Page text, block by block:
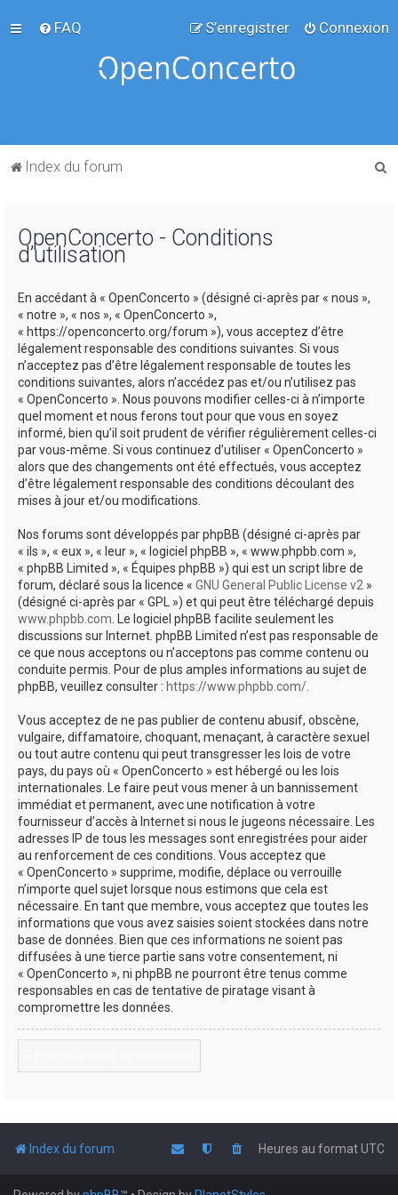
FAQ Connexion
S’enregistrer
Index du forum
OpenConcerto - Conditions
d’utilisation
En accédant à « OpenConcerto » (désigné ci-après par « nous »,
« notre », « nos », « OpenConcerto »,
« https://openconcerto.org/forum »), vous acceptez d’être
légalement responsable des conditions suivantes. Si vous
n’acceptez pas d’être légalement responsable de toutes les
conditions suivantes, alors n’accédez pas et/ou n’utilisez pas
« OpenConcerto ». Nous pouvons modifier celles-ci à n’importe
quel moment et nous ferons tout pour que vous en soyez
informé, bien qu’il soit prudent de vérifier régulièrement celles-ci
par vous-même. Si vous continuez d’utiliser « OpenConcerto »
alors que des changements ont été effectués, vous acceptez
d’être légalement responsable des conditions découlant des
mises à jour et/ou modifications.
Nos forums sont développés par phpBB (désigné ci-après par
« ils », « eux », « leur », « logiciel phpBB », « www.phpbb.com »,
« phpBB Limited », « Équipes phpBB ») qui est un script libre de
forum, déclaré sous la licence « GNU General Public License v2 »
(désigné ci-après par « GPL ») et qui peut être téléchargé depuis
www.phpbb.com. Le logiciel phpBB facilite seulement les
discussions sur Internet. phpBB Limited n’est pas responsable de
ce que nous acceptons ou n’acceptons pas comme contenu ou
conduite permis. Pour de plus amples informations au sujet de
phpBB, veuillez consulter : https://www.phpbb.com/.
Vous acceptez de ne pas publier de contenu abusif, obscène,
vulgaire, diffamatoire, choquant, menaçant, à caractère sexuel
ou tout autre contenu qui peut transgresser les lois de votre
pays, du pays où « OpenConcerto » est hébergé ou les lois
internationales. Le faire peut vous mener à un bannissement
immédiat et permanent, avec une notification à votre
fournisseur d’accès à Internet si nous le jugeons nécessaire. Les
adresses IP de tous les messages sont enregistrées pour aider
au renforcement de ces conditions. Vous acceptez que
« OpenConcerto » supprime, modifie, déplace ou verrouille
n’importe quel sujet lorsque nous estimons que cela est
nécessaire. En tant que membre, vous acceptez que toutes les
informations que vous avez saisies soient stockées dans notre
base de données. Bien que ces informations ne soient pas
diffusées à une tierce partie sans votre consentement, ni
« OpenConcerto », ni phpBB ne pourront être tenus comme
responsables en cas de tentative de piratage visant à
compromettre les données.
Index du forum Heures au formatUTC